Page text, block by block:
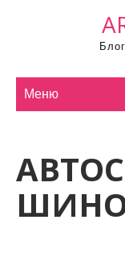
Меню